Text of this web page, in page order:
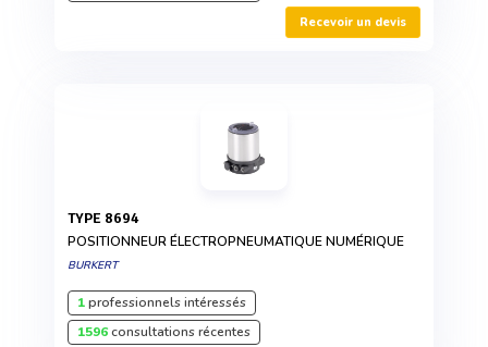
Recevoir un devis
TYPE 8694
POSITIONNEUR ÉLECTROPNEUMATIQUE NUMÉRIQUE
BURKERT
1professionnels intéressés
1596consultations récentes